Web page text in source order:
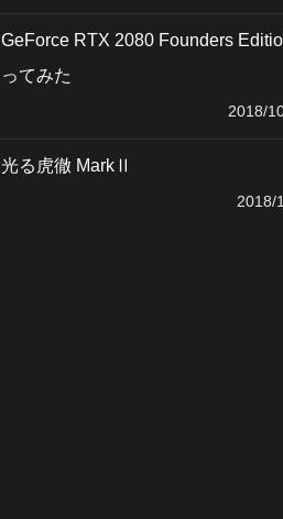
GeForce RTX 2080 Founders
ってみた
2018/
光る虎徹 MarkⅡ
2018/